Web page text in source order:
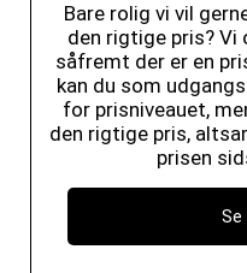
Bare rolig vi vil
den rigtige pris? Vi
såfremt der er en
kan du som
for prisniveauet,
den rigtige pris,
prisen
Se